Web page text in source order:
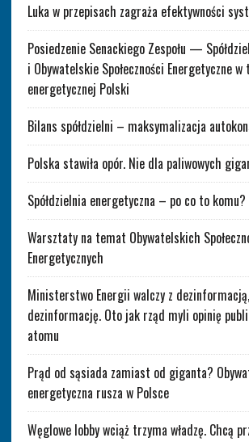
Luka w przepisach zagraża efektywności
Posiedzenie Senackiego Zespołu —
i Obywatelskie Społeczności Energetyczne
energetycznej Polski
Bilans spółdzielni – maksymalizacja
Polska stawiła opór. Nie dla paliwowych
Spółdzielnia energetyczna – po co to komu?
Warsztaty na temat Obywatelskich
Energetycznych
Ministerstwo Energii walczy z
dezinformację. Oto jak rząd myli opinię
atomu
Prąd od sąsiada zamiast od giganta?
energetyczna rusza w Polsce
Węglowe lobby wciąż trzyma władzę. Chcą